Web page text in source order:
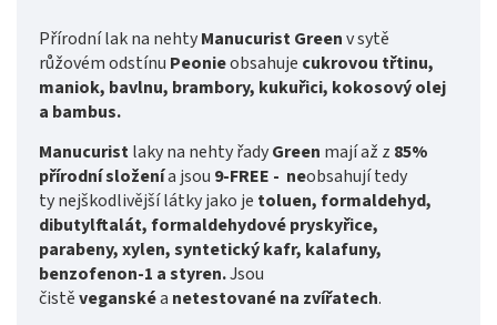
Přírodní lak na nehtyManucurist Greenv sytě
růžovém odstínu Peonieobsahuje cukrovou třtinu,
maniok, bavlnu, brambory, kukuřici, kokosový olej
a bambus.
Manucuristlaky na nehty řadyGreen mají až z 85%
přírodní složenía jsou 9-FREE - neobsahují tedy
ty nejškodlivější látky jako je toluen, formaldehyd,
dibutylftalát, formaldehydové pryskyřice,
parabeny, xylen, syntetický kafr, kalafuny,
benzofenon-1 a styren.Jsou
čistěveganskéa netestované na zvířatech.